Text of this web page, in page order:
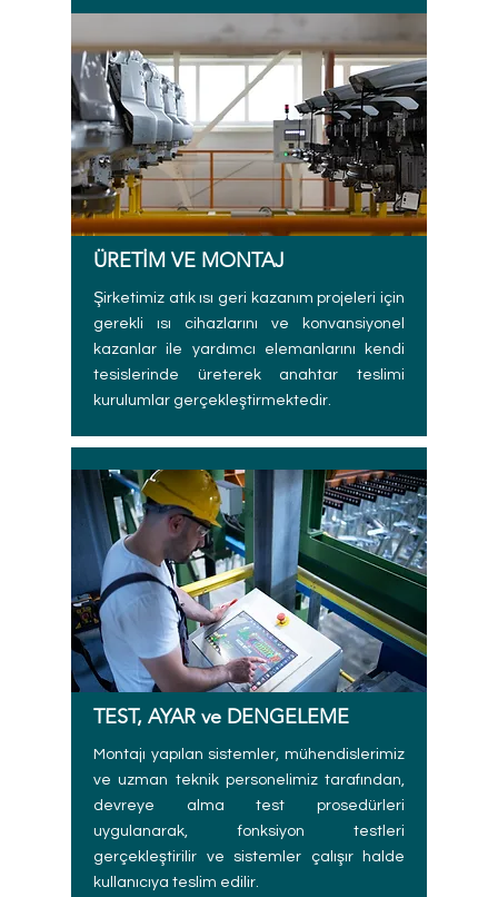
ÜRETİM VE MONTAJ
Şirketimiz atık ısı geri kazanım projeleri için
gerekli ısı cihazlarını ve konvansiyonel
kazanlar ile yardımcı elemanlarını kendi
tesislerinde üreterek anahtar teslimi
kurulumlar gerçekleştirmektedir.
TEST, AYAR ve DENGELEME
Montajı yapılan sistemler, mühendislerimiz
ve uzman teknik personelimiz tarafından,
devreye alma test prosedürleri
uygulanarak, fonksiyon testleri
gerçekleştirilir ve sistemler çalışır halde
kullanıcıya teslim edilir.